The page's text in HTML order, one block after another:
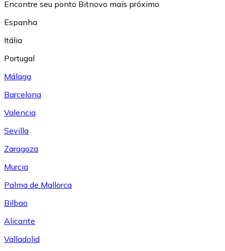
Encontre seu ponto Bitnovo mais próximo
Espanha
Itália
Portugal
Málaga
Barcelona
Valencia
Sevilla
Zaragoza
Murcia
Palma de Mallorca
Bilbao
Alicante
Valladolid